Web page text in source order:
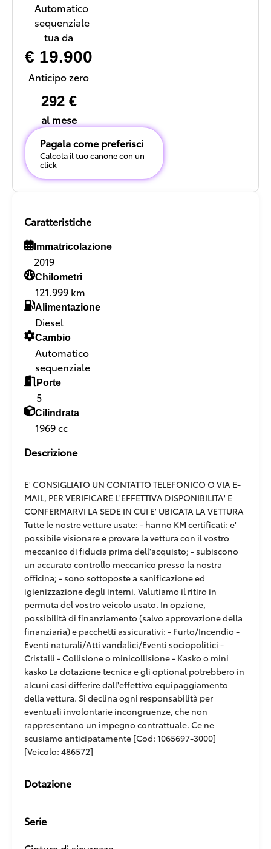
Automatico
sequenziale
tua da
€ 19.900
Anticipo zero
292 €
al mese
Pagala come preferisci
Calcola il tuo canone con un
click
Caratteristiche
Immatricolazione
2019
Chilometri
121.999 km
Alimentazione
Diesel
Cambio
Automatico
sequenziale
Porte
5
Cilindrata
1969 cc
Descrizione
E' CONSIGLIATO UN CONTATTO TELEFONICO O VIA E-
MAIL, PER VERIFICARE L'EFFETTIVA DISPONIBILITA' E
CONFERMARVI LA SEDE IN CUI E' UBICATA LA VETTURA
Tutte le nostre vetture usate: - hanno KM certificati: e'
possibile visionare e provare la vettura con il vostro
meccanico di fiducia prima dell'acquisto; - subiscono
un accurato controllo meccanico presso la nostra
officina; - sono sottoposte a sanificazione ed
igienizzazione degli interni. Valutiamo il ritiro in
permuta del vostro veicolo usato. In opzione,
possibilità di finanziamento (salvo approvazione della
finanziaria) e pacchetti assicurativi: - Furto/Incendio -
Eventi naturali/Atti vandalici/Eventi sociopolitici -
Cristalli - Collisione o minicollisione - Kasko o mini
kasko La dotazione tecnica e gli optional potrebbero in
alcuni casi differire dall'effettivo equipaggiamento
della vettura. Si declina ogni responsabilità per
eventuali involontarie incongruenze, che non
rappresentano un impegno contrattuale. Ce ne
scusiamo anticipatamente [Cod: 1065697-3000]
[Veicolo: 486572]
Dotazione
Serie